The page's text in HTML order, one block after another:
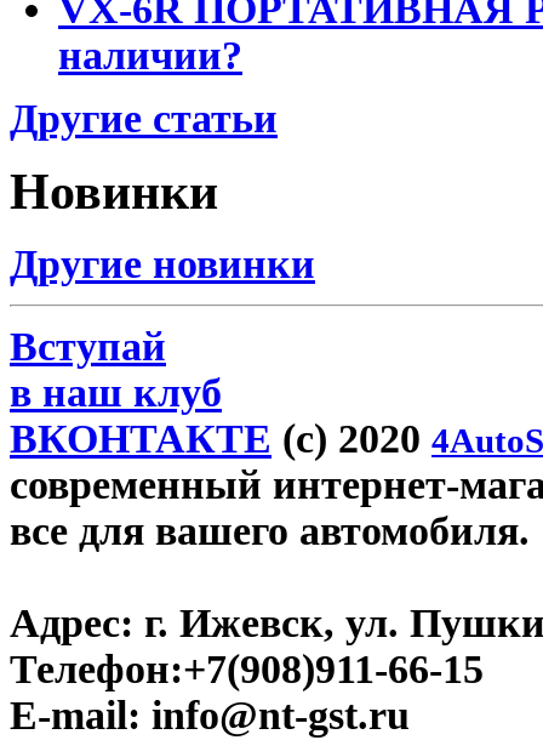
наличии?
Другие статьи
Новинки
Другие новинки
Вступай
в наш клуб
ВКОНТАКТЕ (c) 2020
современный интернет-
все для вашего автомобиля.
Адрес: г. Ижевск, ул.
Телефон:+7(908)911-66-15
E-mail: info@nt-gst.ru